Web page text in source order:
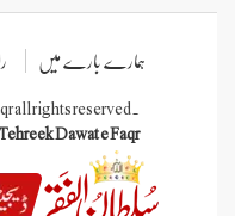
ہمارے بارے میں
all rights reserved.
Dawat e Faqr